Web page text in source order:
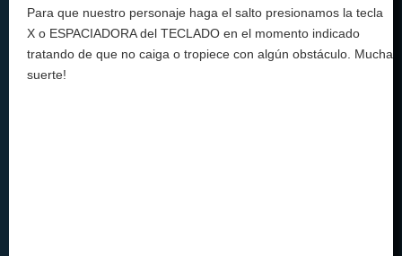
Para que nuestro personaje haga el salto presionamos la tecla
X o ESPACIADORA del TECLADO en el momento indicado
tratando de que no caiga o tropiece con algún obstáculo. Mucha
suerte!